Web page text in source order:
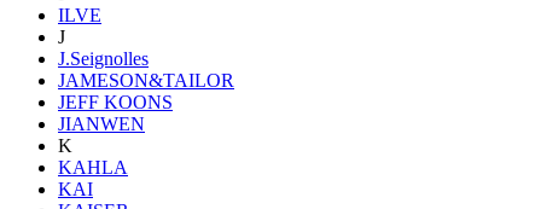
ILVE
J
J.Seignolles
JAMESON&TAILOR
JEFF KOONS
JIANWEN
K
KAHLA
KAI